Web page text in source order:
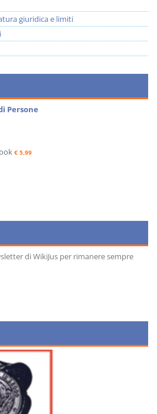
giuridica e limiti
Persone
€ 5,99
di WikiJus per rimanere sempre